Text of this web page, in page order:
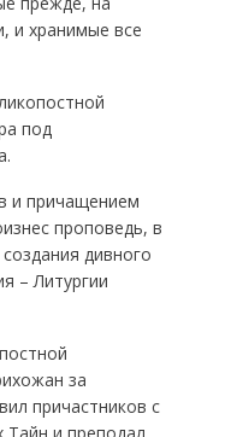
и хранимые все
под
и причащением
проповедь, в
дивного
– Литургии
за
причастников с